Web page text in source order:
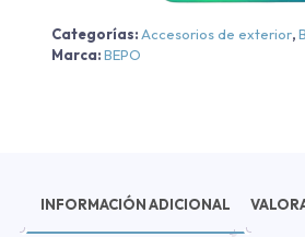
2010-
Categorías: Accesorios de exterior,
Marca:BEPO
INFORMACIÓN ADICIONAL